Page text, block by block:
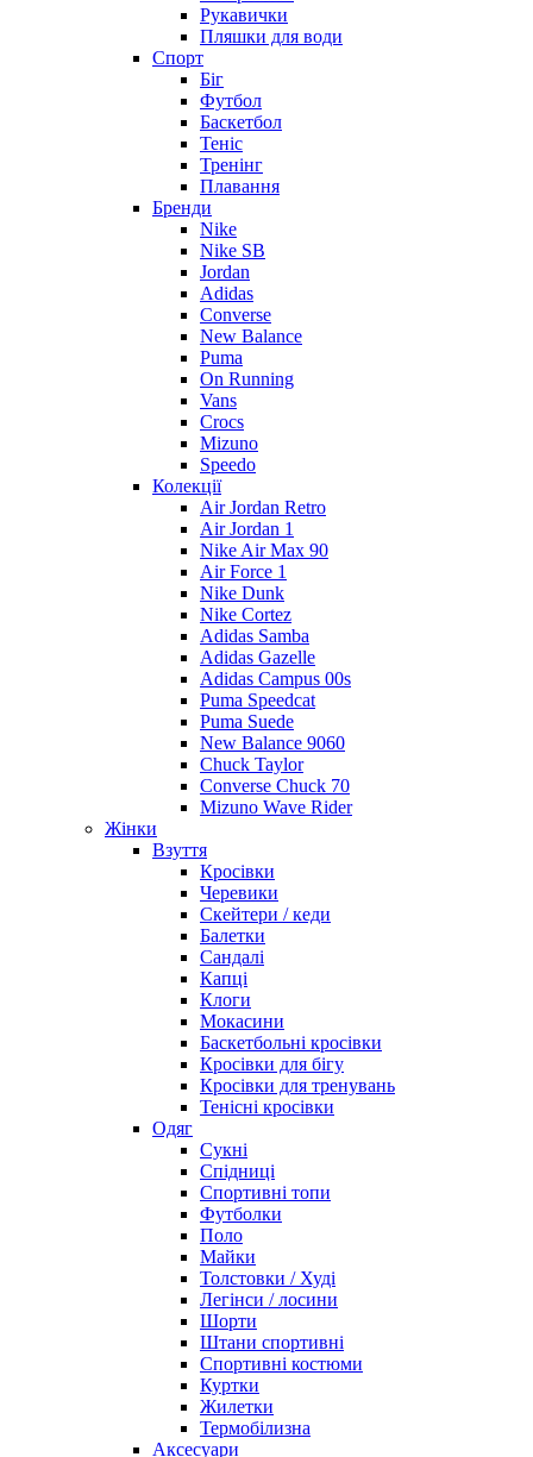
Рукавички
Пляшки для води
Спорт
Біг
Футбол
Баскетбол
Теніс
Тренінг
Плавання
Бренди
Nike
Nike SB
Jordan
Adidas
Converse
New Balance
Puma
On Running
Vans
Crocs
Mizuno
Speedo
Колекції
Air Jordan Retro
Air Jordan 1
Nike Air Max 90
Air Force 1
Nike Dunk
Nike Cortez
Adidas Samba
Adidas Gazelle
Adidas Campus 00s
Puma Speedcat
Puma Suede
New Balance 9060
Chuck Taylor
Converse Chuck 70
Mizuno Wave Rider
Жінки
Взуття
Кросівки
Черевики
Скейтери / кеди
Балетки
Сандалі
Капці
Клоги
Мокасини
Баскетбольні кросівки
Кросівки для бігу
Кросівки для тренувань
Тенісні кросівки
Одяг
Сукні
Спідниці
Спортивні топи
Футболки
Поло
Майки
Толстовки / Худі
Легінси / лосини
Шорти
Штани спортивні
Спортивні костюми
Куртки
Жилетки
Термобілизна
Аксесуари